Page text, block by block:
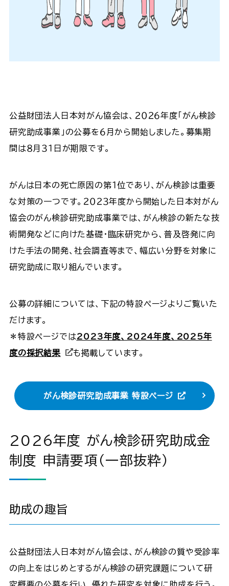
公益財団法人日本対がん協会は、２０２６年度「がん検診
研究助成事業」の公募を６月から開始しました。募集期
間は８月３１日が期限です。
がんは日本の死亡原因の第１位であり、がん検診は重要
な対策の一つです。２０２３年度から開始した日本対がん
協会のがん検診研究助成事業では、がん検診の新たな技
術開発などに向けた基礎・臨床研究から、普及啓発に向
けた手法の開発、社会調査等まで、幅広い分野を対象に
研究助成に取り組んでいます。
公募の詳細については、下記の特設ページよりご覧いた
だけます。
＊特設ページでは2023年度、2024年度、2025年
度の採択結果
も掲載しています。
がん検診研究助成事業 特設ページ
2026年度 がん検診研究助成金
制度 申請要項（一部抜粋）
助成の趣旨
公益財団法人日本対がん協会は、がん検診の質や受診率
の向上をはじめとするがん検診の研究課題について研
究概要の公募を行い、優れた研究を対象に助成を行う。